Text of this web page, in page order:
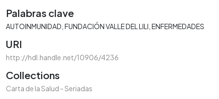
Palabras clave
AUTOINMUNIDAD FUNDACIÓN VALLE DEL LILI ENFERMEDADES
URI
http://hdl.handle.net/10906/4236
Collections
Carta de la Salud - Seriadas